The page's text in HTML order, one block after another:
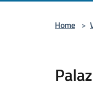
Home >